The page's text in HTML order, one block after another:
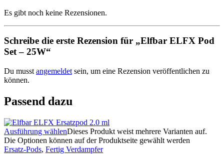
Es gibt noch keine Rezensionen.
Schreibe die erste Rezension für „Elfbar ELFX Pod
Set – 25W“
Du musst angemeldet sein, um eine Rezension veröffentlichen zu
können.
Passend dazu
Ausführung wählenDieses Produkt weist mehrere Varianten auf.
Die Optionen können auf der Produktseite gewählt werden
Ersatz-Pods, Fertig Verdampfer